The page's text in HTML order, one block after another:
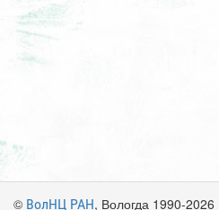
© ВолНЦ РАН, Вологда 1990-2026